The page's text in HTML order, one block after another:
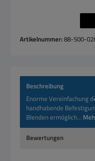
Artikelnummer:88-500-
Beschreibung
Enorme Vereinfachung
handhabende
Blenden ermöglich…
Bewertungen